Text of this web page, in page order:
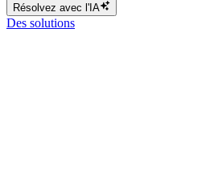
Résolvez avec l'IA
Des solutions